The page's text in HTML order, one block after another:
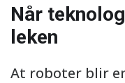
Når
leken
At roboter blir